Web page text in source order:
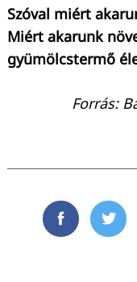
Szóval miért
Miért akarunk
gyümölcstermő
Forrás:
Facebook